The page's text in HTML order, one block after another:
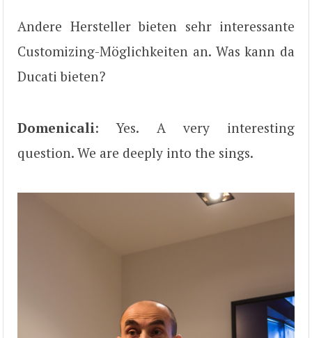
Andere Hersteller bieten sehr interessante
Customizing-Möglichkeiten an. Was kann da
Ducati bieten?
Domenicali: Yes. A very interesting
question. We are deeply into the sings.